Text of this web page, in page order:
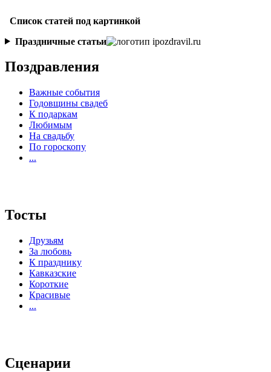
Список статей под картинкой
Праздничные статьи
Поздравления
Важные события
Годовщины свадеб
К подаркам
Любимым
На свадьбу
По гороскопу
...
Тосты
Друзьям
За любовь
К празднику
Кавказские
Короткие
Красивые
...
Сценарии